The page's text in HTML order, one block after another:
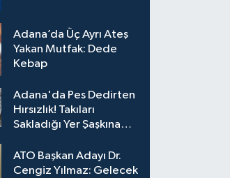
Adana’da Üç Ayrı Ateş
Yakan Mutfak: Dede
Kebap
Adana'da Pes Dedirten
Hırsızlık! Takıları
Sakladığı Yer Şaşkına
ATO Başkan Adayı Dr.
Cengiz Yılmaz: Gelecek